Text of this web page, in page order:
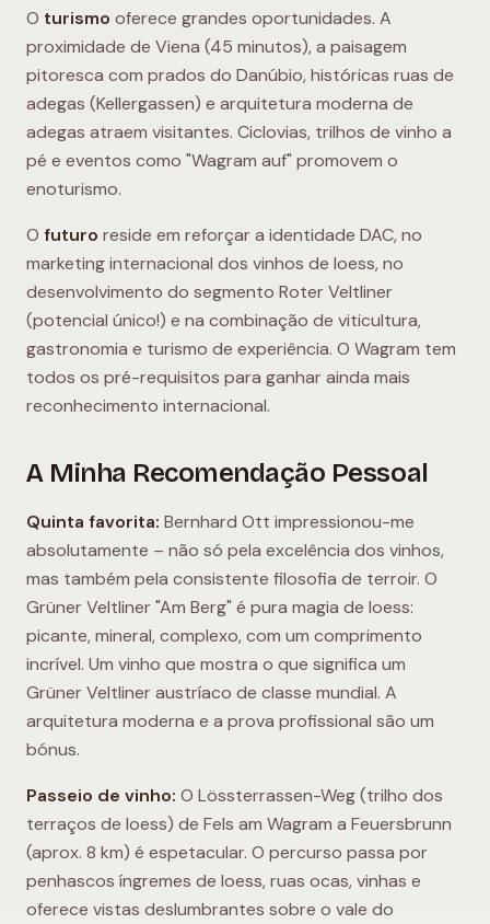
O turismo oferece grandes oportunidades. A
proximidade de Viena (45 minutos), a paisagem
pitoresca com prados do Danúbio, históricas ruas de
adegas (Kellergassen) e arquitetura moderna de
adegas atraem visitantes. Ciclovias, trilhos de vinho a
pé e eventos como "Wagram auf" promovem o
enoturismo.
O futuro reside em reforçar a identidade DAC, no
marketing internacional dos vinhos de loess, no
desenvolvimento do segmento Roter Veltliner
(potencial único!) e na combinação de viticultura,
gastronomia e turismo de experiência. O Wagram tem
todos os pré-requisitos para ganhar ainda mais
reconhecimento internacional.
A Minha Recomendação Pessoal
Quinta favorita: Bernhard Ott impressionou-me
absolutamente – não só pela excelência dos vinhos,
mas também pela consistente filosofia de terroir. O
Grüner Veltliner "Am Berg" é pura magia de loess:
picante, mineral, complexo, com um comprimento
incrível. Um vinho que mostra o que significa um
Grüner Veltliner austríaco de classe mundial. A
arquitetura moderna e a prova profissional são um
bónus.
Passeio de vinho: O Lössterrassen-Weg (trilho dos
terraços de loess) de Fels am Wagram a Feuersbrunn
(aprox. 8 km) é espetacular. O percurso passa por
penhascos íngremes de loess, ruas ocas, vinhas e
oferece vistas deslumbrantes sobre o vale do